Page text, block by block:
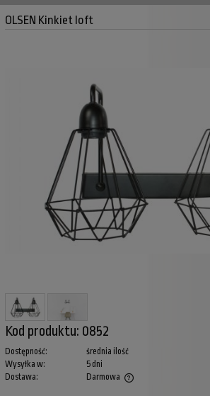
OLSEN Kinkiet loft
Kod produktu: 0852
Dostępność:
średnia ilość
Wysyłka w:
5 dni
Dostawa:
Darmowa